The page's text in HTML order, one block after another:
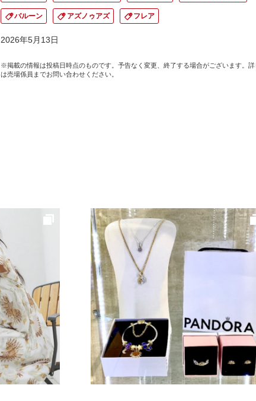
バルーン アズノゥアズ フレア
2026年5月13日
※掲載の情報は投稿日時点のものです。予告なく変更、終了する場合がございます。詳
は売場係員までお問い合わせください。